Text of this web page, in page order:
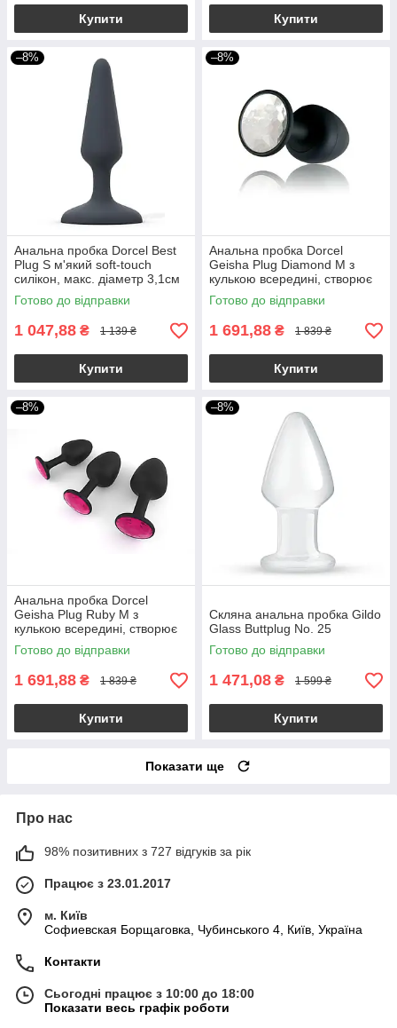
Купити Купити
–8%
Анальна пробка Dorcel Best
Plug S м'який soft-touch
силікон, макс. діаметр 3,1см
Готово до відправки
1 047,88 ₴ 1 139 ₴
Купити
–8%
Анальна пробка Dorcel
Geisha Plug Diamond M з
кулькою всередині, створює
вібрації, макс. діам. 3,2см
Готово до відправки
1 691,88 ₴ 1 839 ₴
Купити
–8%
Анальна пробка Dorcel
Geisha Plug Ruby M з
кулькою всередині, створює
вібрації, макс. діаметр 3,2см
Готово до відправки
1 691,88 ₴ 1 839 ₴
Купити
–8%
Скляна анальна пробка Gildo
Glass Buttplug No. 25
Готово до відправки
1 471,08 ₴ 1 599 ₴
Купити
Показати ще
Про нас
98% позитивних з 727 відгуків за рік
Працює з 23.01.2017
м. Київ
Софиевская Борщаговка, Чубинського 4, Київ, Україна
Контакти
Сьогодні працює з 10:00 до 18:00
Показати весь графік роботи